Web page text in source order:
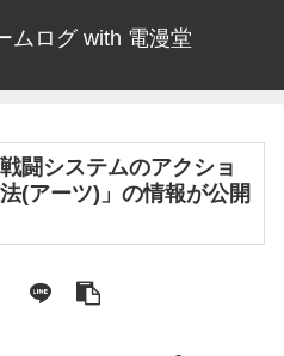
ムログ with 電漫堂
闘システムのアクショ
(アーツ)」の情報が公開